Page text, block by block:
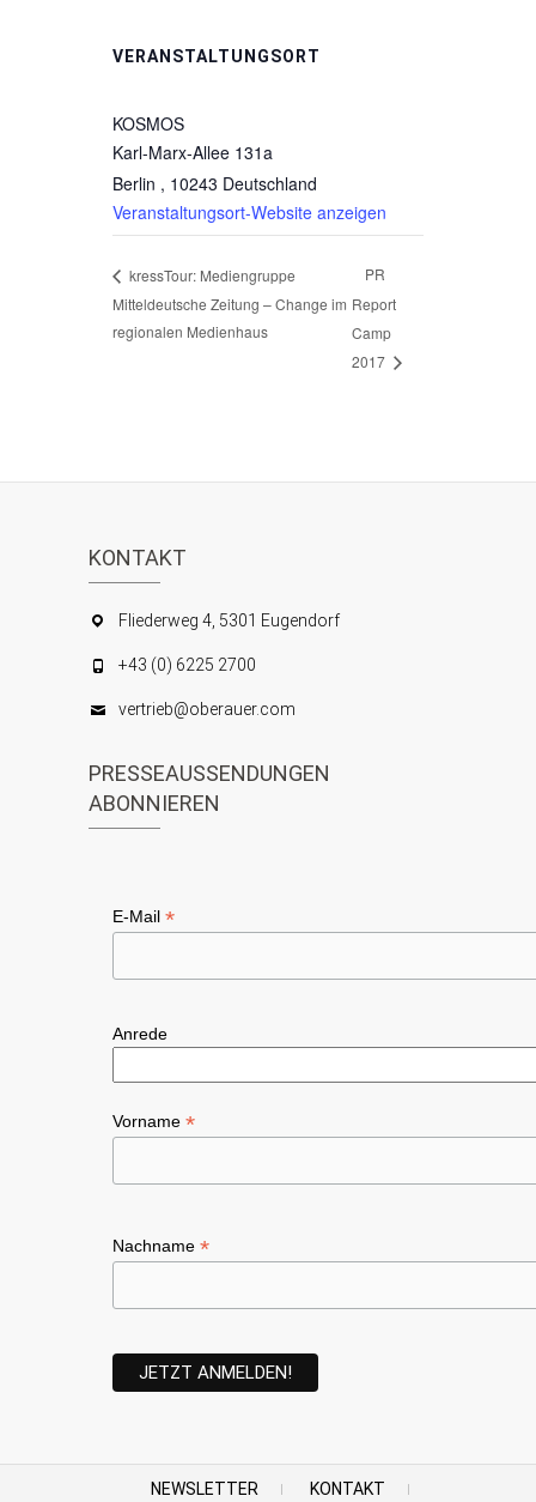
VERANSTALTUNGSORT
KOSMOS
Karl-Marx-Allee 131a
Berlin , 10243 Deutschland
Veranstaltungsort-Website anzeigen
kressTour: Mediengruppe
Mitteldeutsche Zeitung – Change im
regionalen Medienhaus
PR
Report
Camp
2017
KONTAKT
Fliederweg 4, 5301 Eugendorf
+43 (0) 6225 2700
vertrieb@oberauer.com
PRESSEAUSSENDUNGEN
ABONNIEREN
E-Mail *
Anrede
Vorname *
Nachname *
NEWSLETTER KONTAKT